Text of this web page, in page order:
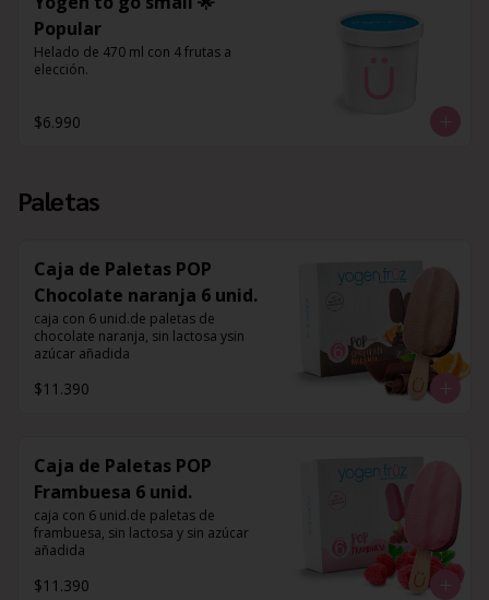
Popular
Helado de 470 ml con 4 frutas a
elección.
$6.990
Paletas
Caja de Paletas POP
Chocolate naranja 6 unid.
caja con 6 unid.de paletas de
chocolate naranja, sin lactosa ysin
azúcar añadida
$11.390
Caja de Paletas POP
Frambuesa 6 unid.
caja con 6 unid.de paletas de
frambuesa, sin lactosa y sin azúcar
añadida
$11.390